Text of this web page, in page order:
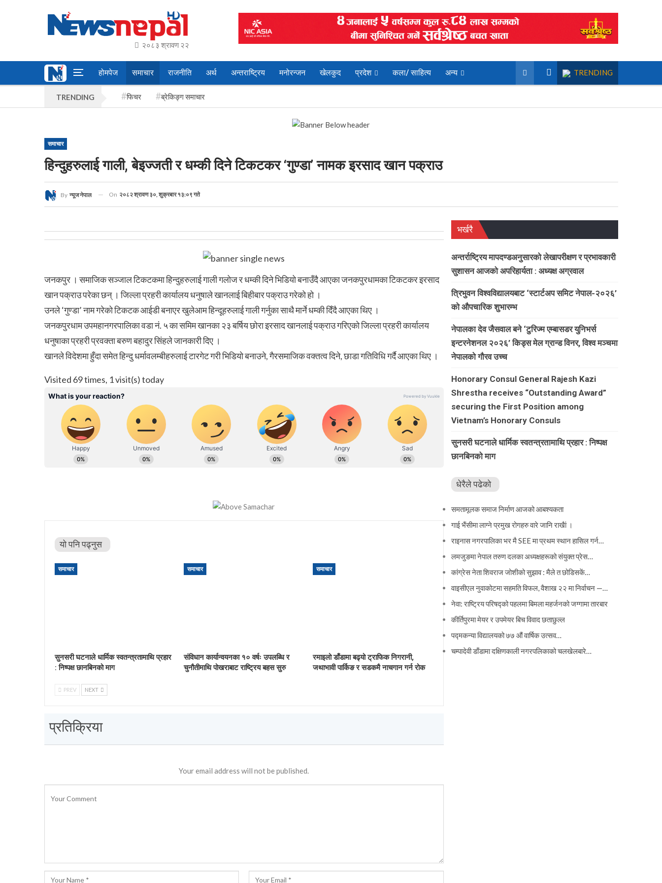
२०८३ श्रावण २२
होमपेज समाचार राजनीति अर्थ अन्तराष्ट्रिय मनोरन्जन खेलकुद प्रदेश कला/ साहित्य अन्य TRENDING
TRENDING फिचर ब्रेकिङ्ग समाचार
समाचार
हिन्दुहरुलाई गाली, बेइज्जती र धम्की दिने टिकटकर ‘गुण्डा’ नामक इरसाद खान पक्राउ
By न्यूज नेपाल On २०८२ श्रावण ३०, शुक्रबार १३:०९ गते
जनकपुर । समाजिक सञ्जाल टिकटकमा हिन्दुहरुलाई गाली गलोज र धम्की दिने भिडियो बनाउँदै आएका जनकपुरधामका टिकटकर इरसाद
खान पक्राउ परेका छन् । जिल्ला प्रहरी कार्यालय धनुषाले खानलाई बिहीबार पक्राउ गरेको हो ।
उनले ‘गुण्डा’ नाम गरेको टिकटक आईडी बनाएर खुलेआम हिन्दूहरुलाई गाली गर्नुका साथै मार्ने धम्की दिँदै आएका थिए ।
जनकपुरधाम उपमहानगरपालिका वडा नं. ५ का समिम खानका २३ बर्षिय छोरा इरसाद खानलाई पक्राउ गरिएको जिल्ला प्रहरी कार्यालय
धनुषाका प्रहरी प्रवक्ता बरुण बहादुर सिंहले जानकारी दिए ।
खानले विदेशमा हुँदा समेत हिन्दु धर्मावलम्बीहरुलाई टारगेट गरी भिडियो बनाउने, गैरसमाजिक वक्तत्व दिने, छाडा गतिविधि गर्दै आएका थिए ।
Visited 69 times, 1 visit(s) today
यो पनि पढ्नुस
समाचार
सुनसरी घटनाले धार्मिक स्वतन्त्रतामाथि प्रहार
: निष्पक्ष छानबिनको माग
समाचार
संविधान कार्यान्वयनका १० वर्षः उपलब्धि र
चुनौतीमाथि पोखराबाट राष्ट्रिय बहस सुरु
समाचार
रमाइलो डाँडामा बढ्यो ट्राफिक निगरानी,
जथाभावी पार्किङ र सडकमै नाचगान गर्न रोक
PREV NEXT
प्रतिक्रिया
Your email address will not be published.
भर्खरै
अन्तर्राष्ट्रिय मापदण्डअनुसारको लेखापरीक्षण र प्रभावकारी
सुशासन आजको अपरिहार्यता : अध्यक्ष अग्रवाल
त्रिभुवन विश्वविद्यालयबाट ‘स्टार्टअप समिट नेपाल-२०२६’
को औपचारिक शुभारम्भ
नेपालका देव जैसवाल बने ‘टुरिज्म एम्बासडर युनिभर्स
इन्टरनेशनल २०२६’ किड्स मेल ग्रान्ड विनर, विश्व मञ्चमा
नेपालको गौरव उच्च
Honorary Consul General Rajesh Kazi
Shrestha receives “Outstanding Award”
securing the First Position among
Vietnam’s Honorary Consuls
सुनसरी घटनाले धार्मिक स्वतन्त्रतामाथि प्रहार : निष्पक्ष
छानबिनको माग
धेरैले पढेको
समतामूलक समाज निर्माण आजको आबश्यकता
गाई भैंसीमा लाग्ने प्रमुख रोगहरु वारे जानि राखैां ।
राइनास नगरपालिका भर मै SEE मा प्रथम स्थान हासिल गर्न…
लमजुङमा नेपाल तरुण दलका अध्यक्षहरूको संयुक्त प्रेस…
कांग्रेस नेता शिवराज जोशीको सुझाव : मैले त छोडिसकें…
वाइसीएल नुवाकोटमा सहमति विफल, वैशाख २२ मा निर्वाचन —…
नेवा: राष्ट्रिय परिषद्को पहलमा बिमला महर्जनको जग्गामा तारबार
कीर्तिपुरमा मेयर र उपमेयर बिच विवाद छताछुल्ल
पद्मकन्या विद्यालयको ७७ औं ‌‌वार्षिक ‌उत्सव…
चम्पादेवी डाँडामा दक्षिणकाली नगरपलिकाको चलखेलबारे…